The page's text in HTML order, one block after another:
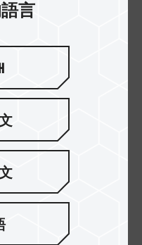
伴
SD 記憶卡，不僅擁
支援影片速度等級 10
錄製及拍攝。讓消費
記錄精彩的瞬間。
言